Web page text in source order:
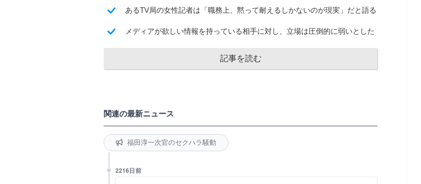
あるTV局の女性記者は「職務上、黙って耐えるしかないのが現実」だと語る
メディアが欲しい情報を持っている相手に対し、立場は圧倒的に弱いとした
記事を読む
関連の最新ニュース
福田淳一次官のセクハラ騒動
2216日前